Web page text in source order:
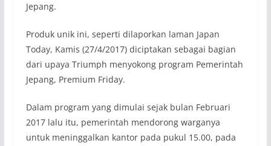
Jepang.
Produk unik ini, seperti dilaporkan laman Japan
Today, Kamis (27/4/2017) diciptakan sebagai bagian
dari upaya Triumph menyokong program Pemerintah
Jepang, Premium Friday.
Dalam program yang dimulai sejak bulan Februari
2017 lalu itu, pemerintah mendorong warganya
untuk meninggalkan kantor pada pukul 15.00, pada